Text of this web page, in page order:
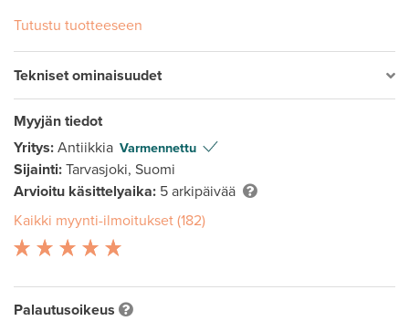
Tutustu tuotteeseen
Tekniset ominaisuudet
Myyjän tiedot
Yritys: Antiikkia Varmennettu
Sijainti: Tarvasjoki, Suomi
Arvioitu käsittelyaika: 5 arkipäivää
Kaikki myynti-ilmoitukset (182)
Palautusoikeus